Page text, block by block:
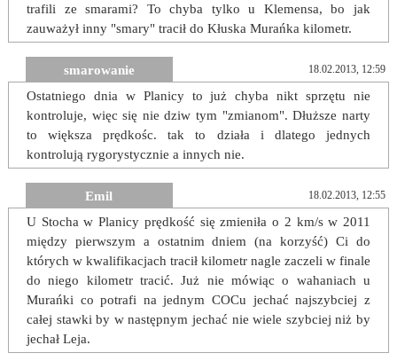
trafili ze smarami? To chyba tylko u Klemensa, bo jak
zauważył inny "smary" tracił do Kłuska Murańka kilometr.
smarowanie 18.02.2013, 12:59
Ostatniego dnia w Planicy to już chyba nikt sprzętu nie
kontroluje, więc się nie dziw tym "zmianom". Dłuższe narty
to większa prędkośc. tak to działa i dlatego jednych
kontrolują rygorystycznie a innych nie.
Emil 18.02.2013, 12:55
U Stocha w Planicy prędkość się zmieniła o 2 km/s w 2011
między pierwszym a ostatnim dniem (na korzyść) Ci do
których w kwalifikacjach tracił kilometr nagle zaczeli w finale
do niego kilometr tracić. Już nie mówiąc o wahaniach u
Murańki co potrafi na jednym COCu jechać najszybciej z
całej stawki by w następnym jechać nie wiele szybciej niż by
jechał Leja.